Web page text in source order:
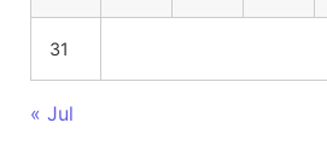
31
« Jul